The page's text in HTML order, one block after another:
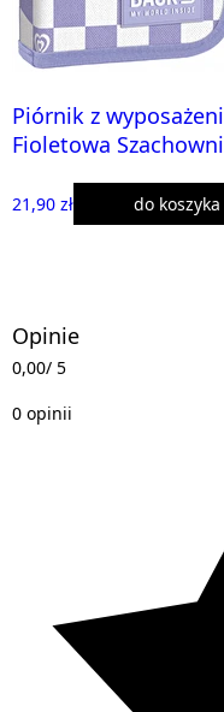
Piórnik z
Fioletowa
21,90 zł do koszyka
Opinie
0,00/ 5
0 opinii